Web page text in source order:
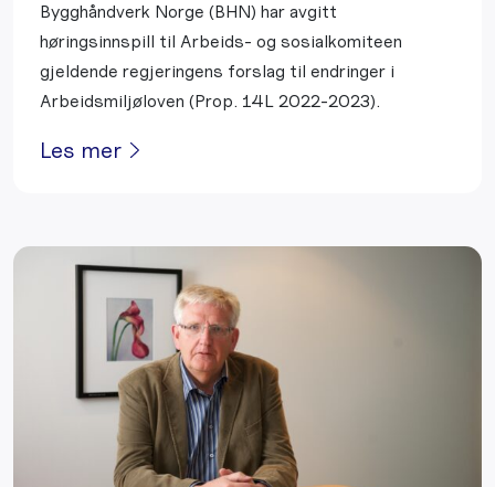
Bygghåndverk Norge (BHN) har avgitt
høringsinnspill til Arbeids- og sosialkomiteen
gjeldende regjeringens forslag til endringer i
Arbeidsmiljøloven (Prop. 14L 2022-2023).
Les mer